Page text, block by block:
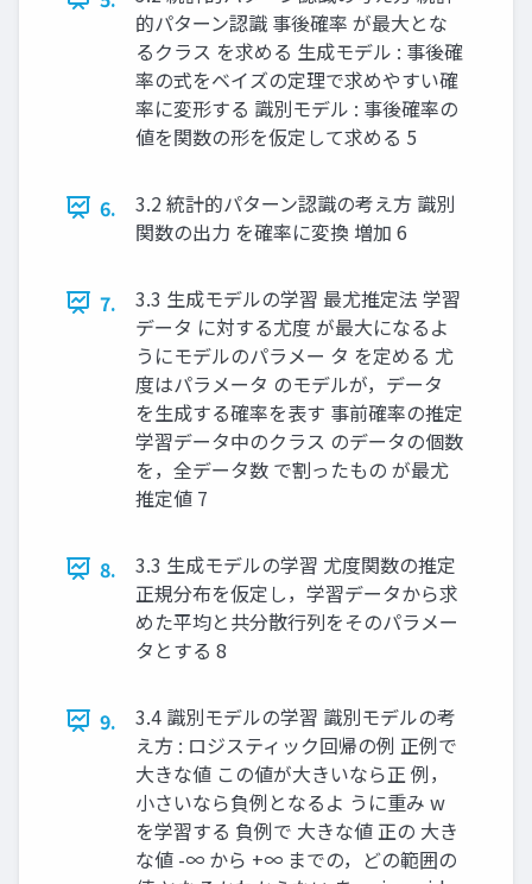
的パターン認識 事後確率 が最大とな
るクラス を求める 生成モデル : 事後確
率の式をベイズの定理で求めやすい確
率に変形する 識別モデル : 事後確率の
値を関数の形を仮定して求める 5
6.
3.2 統計的パターン認識の考え方 識別
関数の出力 を確率に変換 増加 6
7.
3.3 生成モデルの学習 最尤推定法 学習
データ に対する尤度 が最大になるよ
うにモデルのパラメー タ を定める 尤
度はパラメータ のモデルが，データ
を生成する確率を表す 事前確率の推定
学習データ中のクラス のデータの個数
を，全データ数 で割ったもの が最尤
推定値 7
8.
3.3 生成モデルの学習 尤度関数の推定
正規分布を仮定し，学習データから求
めた平均と共分散行列をそのパラメー
タとする 8
9.
3.4 識別モデルの学習 識別モデルの考
え方 : ロジスティック回帰の例 正例で
大きな値 この値が大きいなら正 例，
小さいなら負例となるよ うに重み w
を学習する 負例で 大きな値 正の 大き
な値 -∞ から +∞ までの，どの範囲の